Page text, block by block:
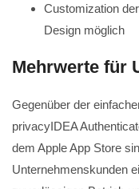
Customization
Design möglich
Mehrwerte für
Gegenüber der
privacyIDEA
dem Apple App Store
Unternehmenskunden